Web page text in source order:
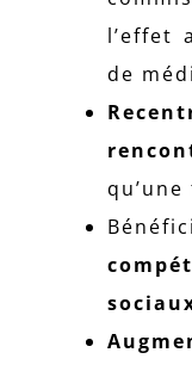
l’effet
de